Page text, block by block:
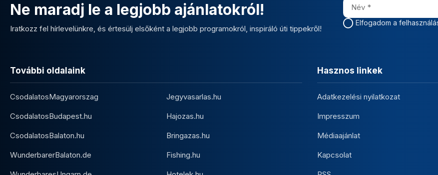
Ne maradj le a legjobb ajánlatokról!
Iratkozz fel hírlevelünkre, és értesülj elsőként a legjobb programokról, inspiráló úti tippekről!
Elfogadom a
További oldalaink
CsodalatosMagyarorszag
CsodalatosBudapest.hu
CsodalatosBalaton.hu
WunderbarerBalaton.de
Jegyvasarlas.hu
Hajozas.hu
Bringazas.hu
Fishing.hu
Hasznos linkek
Adatkezelési nyilatkozat
Impresszum
Médiaajánlat
Kapcsolat